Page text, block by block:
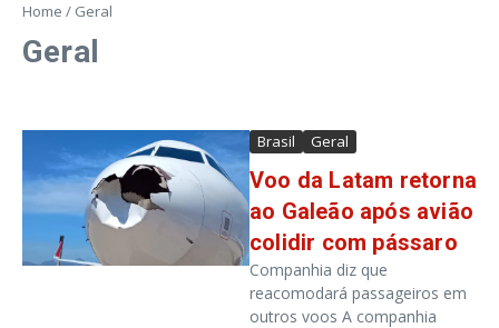
Home / Geral
Geral
Brasil Geral
Voo da Latam retorna
ao Galeão após avião
colidir com pássaro
Companhia diz que
reacomodará passageiros em
outros voos A companhia